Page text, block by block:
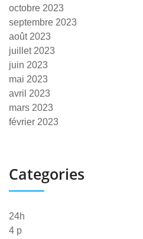
octobre 2023
septembre 2023
août 2023
juillet 2023
juin 2023
mai 2023
avril 2023
mars 2023
février 2023
Categories
24h
4 p